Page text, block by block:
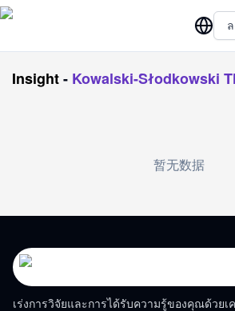
Insight- Kowalski-Słodkowski
暂无数据
เร่งการวิจัยและการได้รับความรู้ของคุณด้วยเ